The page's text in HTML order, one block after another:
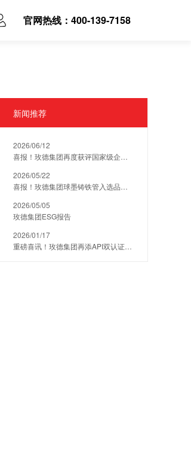
官网热线：400-139-7158
新闻推荐
2026/06/12
喜报！玫德集团再度获评国家级企业技术中心资质，硬核科创实力再获权威认可！
2026/05/22
喜报！玫德集团球墨铸铁管入选品牌网行业十大品牌
2026/05/05
玫德集团ESG报告
2026/01/17
重磅喜讯！玫德集团再添API双认证，阀门产品斩获API 6D/609资质，拓宽全球能源服务版图